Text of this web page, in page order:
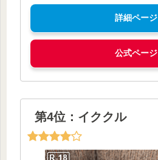
詳細ページ
公式ページ
第4位：イククル